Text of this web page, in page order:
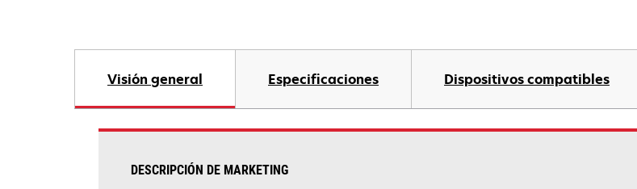
Visión general Especificaciones Dispositivos compatibles
DESCRIPCIÓN DE MARKETING